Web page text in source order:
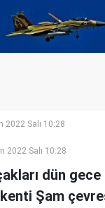
2022 Salı 10:28
2022 Salı 10:28
dün
Şam